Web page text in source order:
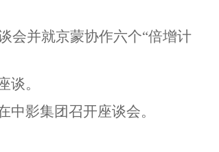
会并就京蒙协作六个“倍增计
。
影集团召开座谈会。